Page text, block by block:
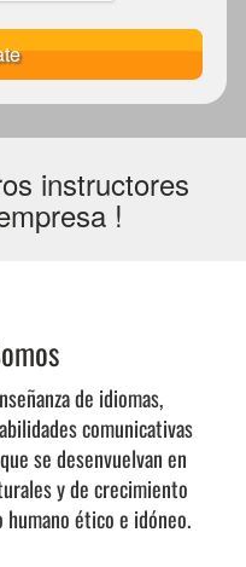
instructores
!
de idiomas,
comunicativas
se desenvuelvan en
y de crecimiento
ético e idóneo.